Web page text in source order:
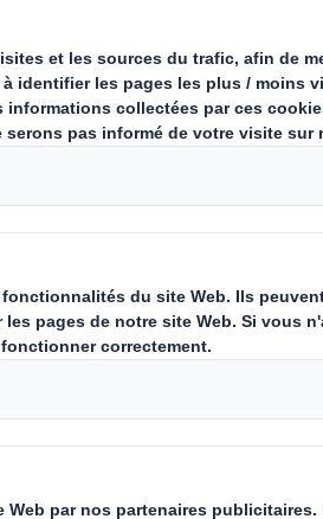
Palettes carton
Conçues pour s'adapter à
palettes en carton ondulé
palettes classiques en bois
Nos palettes en carton KAYPAL®
d'optimisation du cycle
l'environnement. Nous avons conçu
adaptée à l'exportation, à l'usage
contrôlons toutes les étapes du